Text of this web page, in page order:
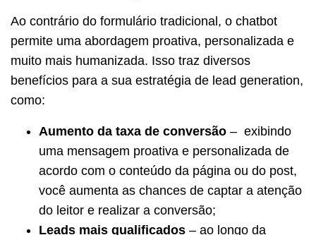
Ao contrário do formulário tradicional, o chatbot
permite uma abordagem proativa, personalizada e
muito mais humanizada. Isso traz diversos
benefícios para a sua estratégia de lead generation,
como:
Aumento da taxa de conversão – exibindo
uma mensagem proativa e personalizada de
acordo com o conteúdo da página ou do post,
você aumenta as chances de captar a atenção
do leitor e realizar a conversão;
Leads mais qualificados – ao longo da